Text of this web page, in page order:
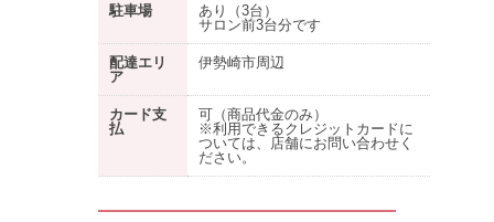
駐車場 あり
（3台）
サロン前3台分です
配達エリ
ア
伊勢崎市周辺
カード支
払
可（商品代金のみ）
※利用できるクレジットカードに
ついては、店舗にお問い合わせく
ださい。